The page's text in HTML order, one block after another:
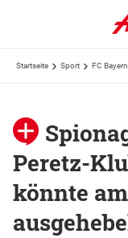
Startseite Sport FC
Peretz-
könnte